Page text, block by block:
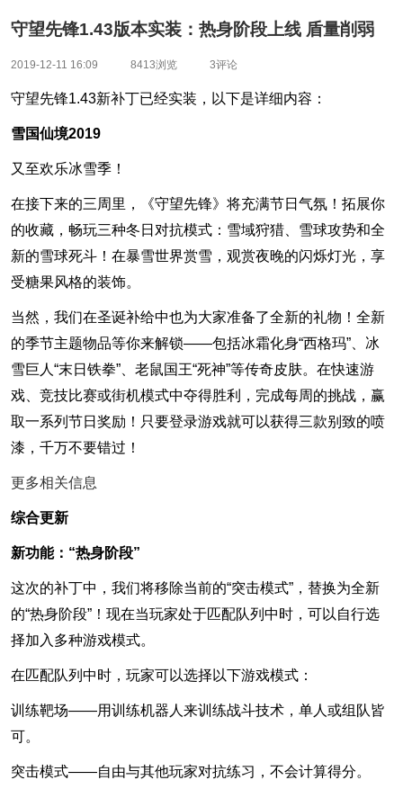
守望先锋1.43版本实装：热身阶段上线 盾量削弱
2019-12-11 16:09 8413浏览 3评论
守望先锋1.43新补丁已经实装，以下是详细内容：
雪国仙境2019
又至欢乐冰雪季！
在接下来的三周里，《守望先锋》将充满节日气氛！拓展你
的收藏，畅玩三种冬日对抗模式：雪域狩猎、雪球攻势和全
新的雪球死斗！在暴雪世界赏雪，观赏夜晚的闪烁灯光，享
受糖果风格的装饰。
当然，我们在圣诞补给中也为大家准备了全新的礼物！全新
的季节主题物品等你来解锁——包括冰霜化身“西格玛”、冰
雪巨人“末日铁拳”、老鼠国王“死神”等传奇皮肤。在快速游
戏、竞技比赛或街机模式中夺得胜利，完成每周的挑战，赢
取一系列节日奖励！只要登录游戏就可以获得三款别致的喷
漆，千万不要错过！
更多相关信息
综合更新
新功能：“热身阶段”
这次的补丁中，我们将移除当前的“突击模式”，替换为全新
的“热身阶段”！现在当玩家处于匹配队列中时，可以自行选
择加入多种游戏模式。
在匹配队列中时，玩家可以选择以下游戏模式：
训练靶场——用训练机器人来训练战斗技术，单人或组队皆
可。
突击模式——自由与其他玩家对抗练习，不会计算得分。